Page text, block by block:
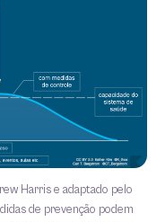
Harris e adaptado pelo
de prevenção podem